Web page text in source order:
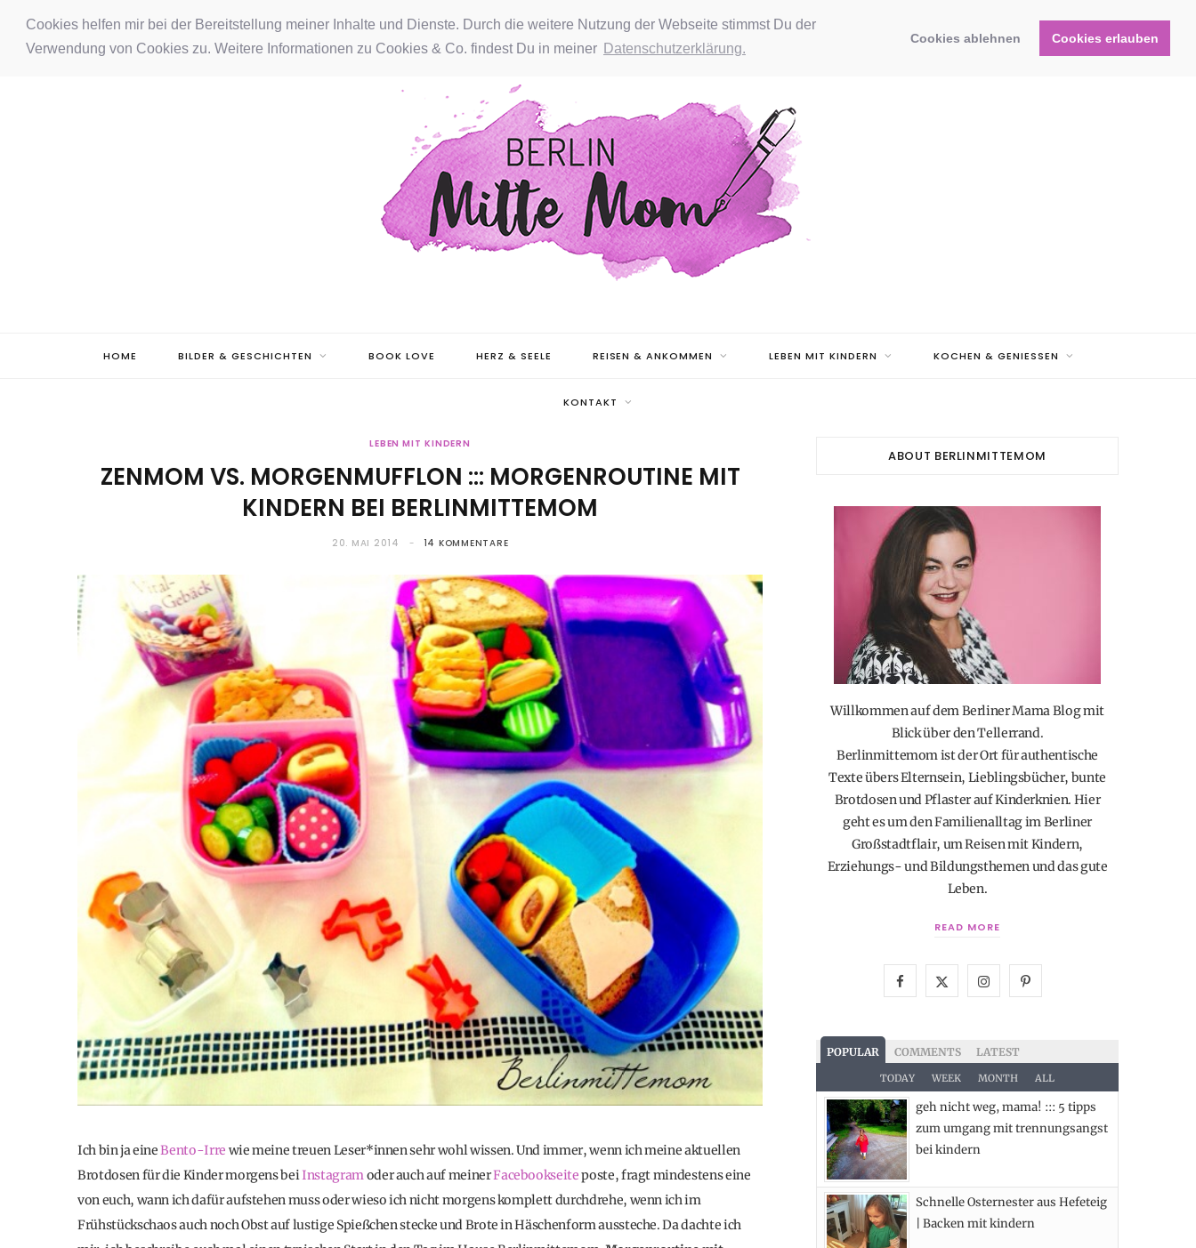
Cookies helfen mir bei der Bereitstellung meiner Inhalte und Dienste. Durch die weitere Nutzung der Webseite stimmst Du der
Verwendung von Cookies zu. Weitere Informationen zu Cookies & Co. findest Du in meiner Datenschutzerklärung.
Cookies ablehnen Cookies erlauben
a n
P
i
HOME BILDER & GESCHICHTEN BOOK LOVE HERZ & SEELE REISEN & ANKOMMEN LEBEN MIT KINDERN KOCHEN & GENIESSEN
KONTAKT
LEBEN MIT KINDERN
ZENMOM VS. MORGENMUFFLON ::: MORGENROUTINE MIT
KINDERN BEI BERLINMITTEMOM
20. MAI 2014 14 KOMMENTARE
Ich bin ja eineBento-Irre wie meine treuen Leser*innen sehr wohl wissen. Und immer, wenn ich meine aktuellen
Brotdosen für die Kinder morgens beiInstagramoder auch auf meinerFacebookseiteposte, fragt mindestens eine
von euch, wann ich dafür aufstehen muss oder wieso ich nicht morgens komplett durchdrehe, wenn ich im
Frühstückschaos auch noch Obst auf lustige Spießchen stecke und Brote in Häschenform aussteche. Da dachte ich
ABOUT BERLINMITTEMOM
Willkommen auf dem Berliner Mama Blog mit
Blick über den Tellerrand.
Berlinmittemom ist der Ort für authentische
Texte übers Elternsein, Lieblingsbücher, bunte
Brotdosen und Pflaster auf Kinderknien. Hier
geht es um den Familienalltag im Berliner
Großstadtflair, um Reisen mit Kindern,
Erziehungs- und Bildungsthemen und das gute
Leben.
READ MORE
c
e
b
o
o
k
T
w
i
t
e
I
s
t
a
a
P
e
s
POPULAR COMMENTS LATEST
TODAY WEEK MONTH ALL
geh nicht weg, mama! ::: 5 tipps
zum umgang mit trennungsangst
bei kindern
Schnelle Osternester aus Hefeteig
| Backen mit kindern